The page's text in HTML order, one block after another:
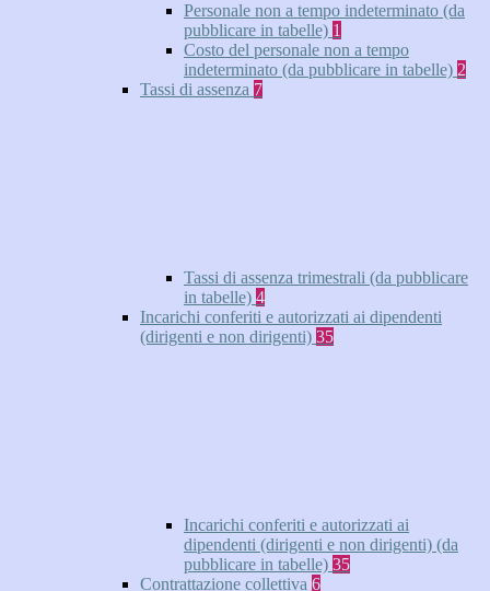
Personale non a tempo indeterminato (da
pubblicare in tabelle) 1
Costo del personale non a tempo
indeterminato (da pubblicare in tabelle) 2
Tassi di assenza 7
Tassi di assenza trimestrali (da pubblicare
in tabelle) 4
Incarichi conferiti e autorizzati ai dipendenti
(dirigenti e non dirigenti) 35
Incarichi conferiti e autorizzati ai
dipendenti (dirigenti e non dirigenti) (da
pubblicare in tabelle) 35
Contrattazione collettiva 6